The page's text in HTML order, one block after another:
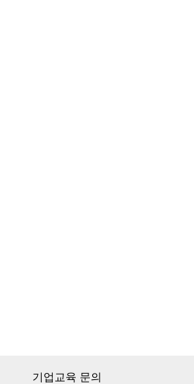
기업교육 문의